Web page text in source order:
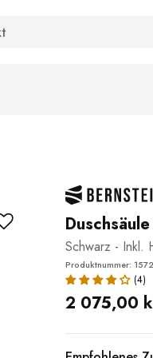
Schwarz - Inkl.
Produktnummer:
2 075,00